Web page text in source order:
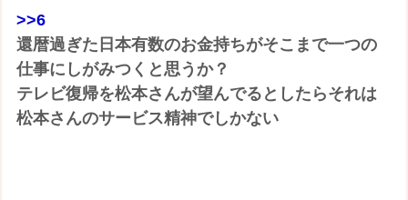
>>6
還暦過ぎた日本有数のお金持ちがそこまで一つの
仕事にしがみつくと思うか？
テレビ復帰を松本さんが望んでるとしたらそれは
松本さんのサービス精神でしかない